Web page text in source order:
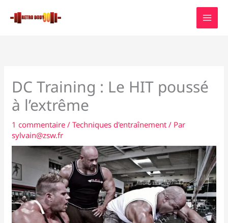
DC Training : Le HIT poussé
à l’extrême
1 commentaire /Techniques d'entraînement / Par
sylvain@zsw.fr